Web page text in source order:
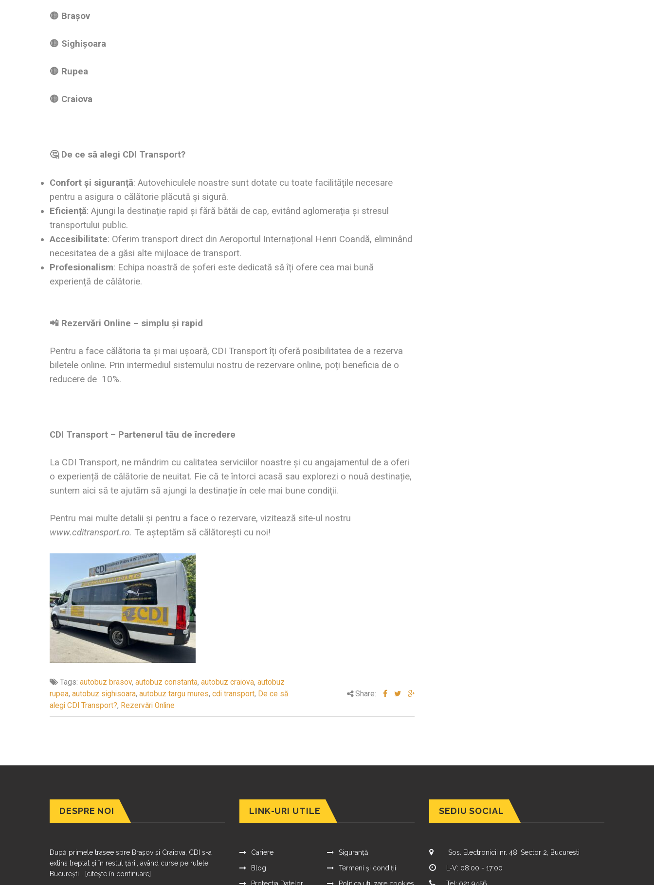
🟡 Brașov
🟡 Sighișoara
🟡 Rupea
🟡 Craiova
🤔 De ce să alegi CDI Transport?
Confort și siguranță: Autovehiculele noastre sunt dotate cu toate facilitățile necesare
pentru a asigura o călătorie plăcută și sigură.
Eficiență: Ajungi la destinație rapid și fără bătăi de cap, evitând aglomerația și stresul
transportului public.
Accesibilitate: Oferim transport direct din Aeroportul Internațional Henri Coandă, eliminând
necesitatea de a găsi alte mijloace de transport.
Profesionalism: Echipa noastră de șoferi este dedicată să îți ofere cea mai bună
experiență de călătorie.
📲 Rezervări Online – simplu și rapid
Pentru a face călătoria ta și mai ușoară, CDI Transport îți oferă posibilitatea de a rezerva
biletele online. Prin intermediul sistemului nostru de rezervare online, poți beneficia de o
reducere de 10%.
CDI Transport – Partenerul tău de încredere
La CDI Transport, ne mândrim cu calitatea serviciilor noastre și cu angajamentul de a oferi
o experiență de călătorie de neuitat. Fie că te întorci acasă sau explorezi o nouă destinație,
suntem aici să te ajutăm să ajungi la destinație în cele mai bune condiții.
Pentru mai multe detalii și pentru a face o rezervare, vizitează site-ul nostru
www.cditransport.ro. Te așteptăm să călătorești cu noi!
Tags: autobuz brasov, autobuz constanta, autobuz craiova, autobuz
rupea, autobuz sighisoara, autobuz targu mures, cdi transport, De ce să
alegi CDI Transport?, Rezervări Online
Share:
DESPRE NOI
După primele trasee spre Brașov și Craiova, CDI s-a
extins treptat și în restul țării, având curse pe rutele
București...
[citește în continuare]
LINK-URI UTILE
Cariere
Siguranță
Blog
Termeni și condiții
SEDIU SOCIAL
Sos. Electronicii nr. 48, Sector 2, Bucuresti
L-V: 08:00 - 17:00